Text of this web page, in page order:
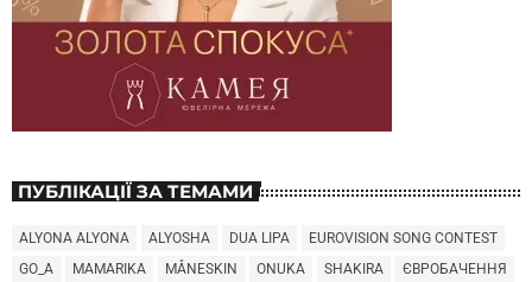
ПУБЛІКАЦІЇ ЗА ТЕМАМИ
ALYONA ALYONA ALYOSHA DUA LIPA
EUROVISION SONG CONTEST
GO_A
MAMARIKA MÅNESKIN ONUKA SHAKIRA
ЄВРОБАЧЕННЯ